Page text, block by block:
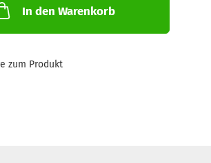
In den Warenkorb
zum Produkt